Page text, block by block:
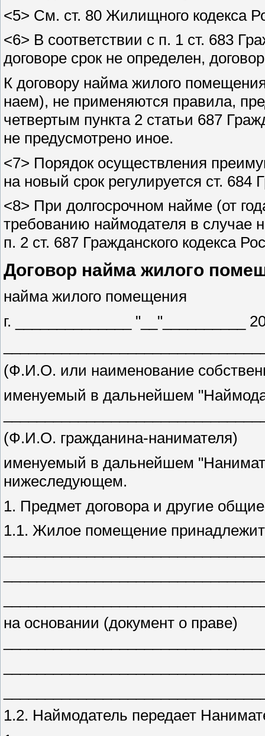
<5> См. ст. 80 Жилищного кодекса
<6> В соответствии с п. 1 ст. 683
договоре срок не определен,
К договору найма жилого
наем), не применяются правила,
четвертым пункта 2 статьи 687
не предусмотрено иное.
<7> Порядок осуществления
на новый срок регулируется ст. 684
<8> При долгосрочном найме (от
требованию наймодателя в случае
п. 2 ст. 687 Гражданского кодекса
Договор найма жилого
найма жилого помещения
г. ______________ "__"__________
(Ф.И.О. или наименование
именуемый в дальнейшем
(Ф.И.О. гражданина-нанимателя)
именуемый в дальнейшем
нижеследующем.
1. Предмет договора и другие
1.1. Жилое помещение
на основании (документ о праве)
1.2. Наймодатель передает